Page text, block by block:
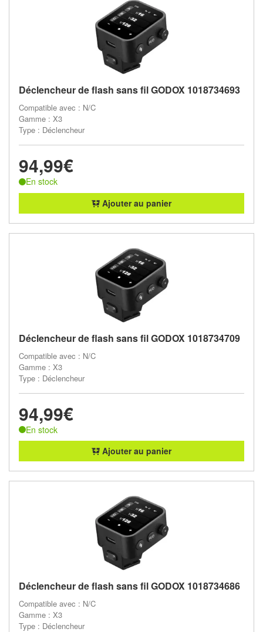
Déclencheur de flash sans fil GODOX 1018734693
Compatible avec : N/C
Gamme : X3
Type : Déclencheur
94,99€
En stock
Ajouter au panier
Déclencheur de flash sans fil GODOX 1018734709
Compatible avec : N/C
Gamme : X3
Type : Déclencheur
94,99€
En stock
Ajouter au panier
Déclencheur de flash sans fil GODOX 1018734686
Compatible avec : N/C
Gamme : X3
Type : Déclencheur